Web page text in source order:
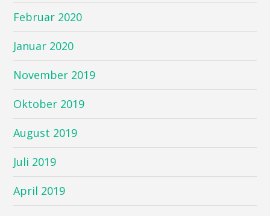
Februar 2020
Januar 2020
November 2019
Oktober 2019
August 2019
Juli 2019
April 2019